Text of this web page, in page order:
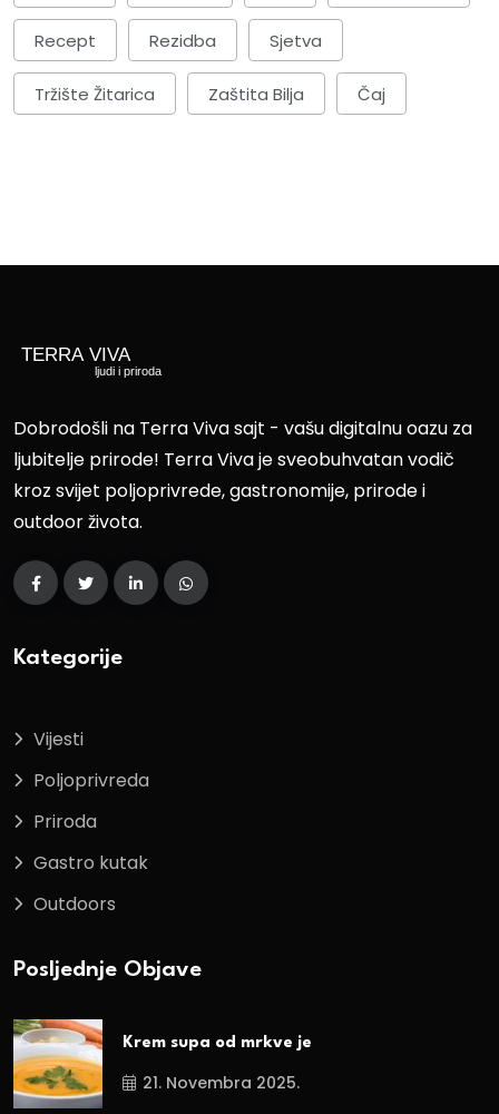
Recept Rezidba Sjetva
Tržište Žitarica Zaštita Bilja Čaj
Dobrodošli na Terra Viva sajt - vašu digitalnu oazu za
ljubitelje prirode! Terra Viva je sveobuhvatan vodič
kroz svijet poljoprivrede, gastronomije, prirode i
outdoor života.
Kategorije
Vijesti
Poljoprivreda
Priroda
Gastro kutak
Outdoors
Posljednje Objave
Krem supa od mrkve je
21. Novembra 2025.